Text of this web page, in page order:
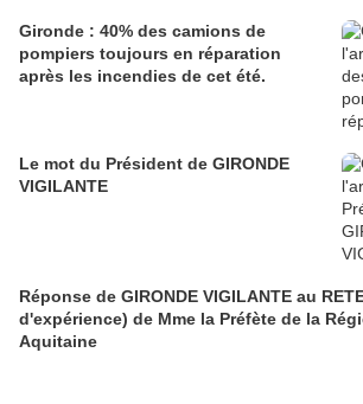
Gironde : 40% des camions de
pompiers toujours en réparation
après les incendies de cet été.
Le mot du Président de GIRONDE
VIGILANTE
Réponse de GIRONDE VIGILANTE au
d'expérience) de Mme la Préfète de la
Aquitaine